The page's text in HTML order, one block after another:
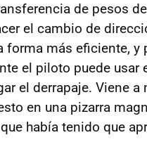
de pesos
el cambio de
forma más eficiente,
el piloto puede usar
el derrapaje. Viene
en una pizarra
había tenido que